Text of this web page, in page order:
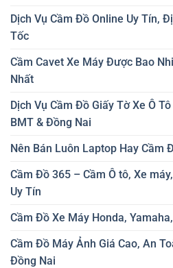
Dịch Vụ Cầm Đồ Online Uy Tín,
Tốc
Cầm Cavet Xe Máy Được Bao
Nhất
Dịch Vụ Cầm Đồ Giấy Tờ Xe Ô
BMT & Đồng Nai
Nên Bán Luôn Laptop Hay Cầm
Cầm Đồ 365 – Cầm Ô tô, Xe
Uy Tín
Cầm Đồ Xe Máy Honda,
Cầm Đồ Máy Ảnh Giá Cao, An
Đồng Nai